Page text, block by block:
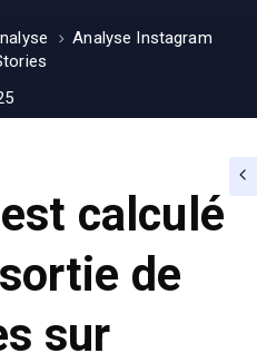
Analyse Instagram
calculé
de
sur